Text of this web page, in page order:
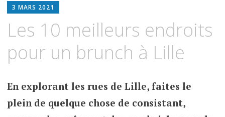
3 MARS 2021
Les 10 meilleurs endroits
pour un brunch à Lille
En explorant les rues de Lille, faites le
plein de quelque chose de consistant,